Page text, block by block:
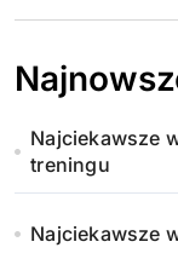
Najciekawsze
treningu
Najciekawsze